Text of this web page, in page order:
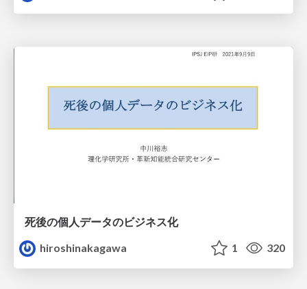
死後の個人データのビジネス化
hiroshinakagawa
1 320